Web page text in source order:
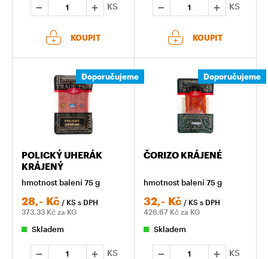
KS
KOUPIT
KS
KOUPIT
Doporučujeme
POLICKÝ UHERÁK
KRÁJENÝ
hmotnost balení 75 g
28,- Kč / KS s DPH
373,33 Kč za KG
Skladem
KS
Doporučujeme
ČORIZO KRÁJENÉ
hmotnost balení 75 g
32,- Kč / KS s DPH
426,67 Kč za KG
Skladem
KS